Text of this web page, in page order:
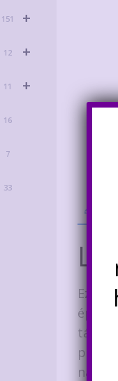
Ez a
épült.
nagy,
+
151
+
12
+
11
16
7
33